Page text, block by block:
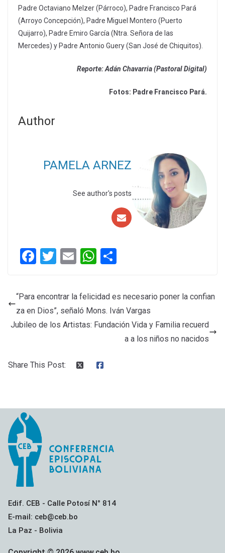
Padre Octaviano Melzer (Párroco), Padre Francisco Pará
(Arroyo Concepción), Padre Miguel Montero (Puerto
Quijarro), Padre Emiro García (Ntra. Señora de las
Mercedes) y Padre Antonio Guery (San José de Chiquitos).
Reporte: Adán Chavarria (Pastoral Digital)
Fotos: Padre Francisco Pará.
Author
PAMELA ARNEZ
See author's posts
F
b
o
T
er
E
ail
W
at
s
A
p
ar
tir
“Para encontrar la felicidad es necesario poner la confian
za en Dios”, señaló Mons. Iván Vargas
Jubileo de los Artistas: Fundación Vida y Familia recuerd
a a los niños no nacidos
Share This Post:
Edif. CEB - Calle Potosí N° 814
E-mail: ceb@ceb.bo
La Paz - Bolivia